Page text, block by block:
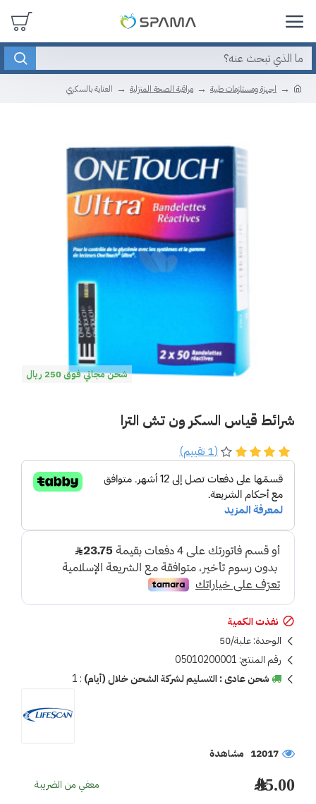
اجهزة ومستلزمات طبية مراقبة الصحة المنزلية العناية بالسكري
شحن مجاني فوق 250 ريال
شرائط قياس السكر ون تش الترا
نفذت الكمية
الوحدة:علبة/50
رقم المنتج: 05010200001
شحن عادى : التسليم لشركة الشحن خلال (أيام) :
1
12017 مشاهدة
(1 تقييم)
95.00 ﷼ معفي من الضريبة